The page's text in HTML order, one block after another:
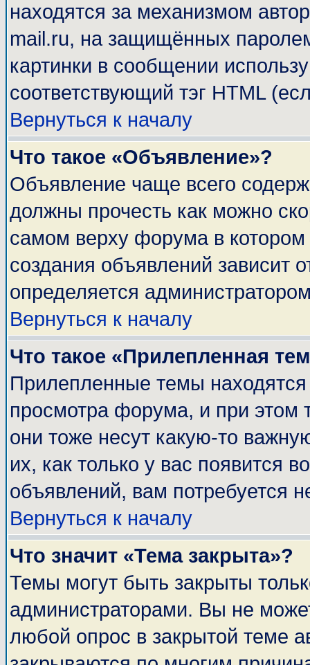
находятся за механизмом
mail.ru, на защищённых
картинки в сообщении
соответствующий тэг HTML
Вернуться к началу
Что такое «Объявление»?
Объявление чаще всего
должны прочесть как можно
самом верху форума в
создания объявлений зависит
определяется
Вернуться к началу
Что такое «Прилепленная
Прилепленные темы
просмотра форума, и при этом
они тоже несут какую-то
их, как только у вас появится
объявлений, вам потребуется
Вернуться к началу
Что значит «Тема закрыта»?
Темы могут быть закрыты
администраторами. Вы не
любой опрос в закрытой теме